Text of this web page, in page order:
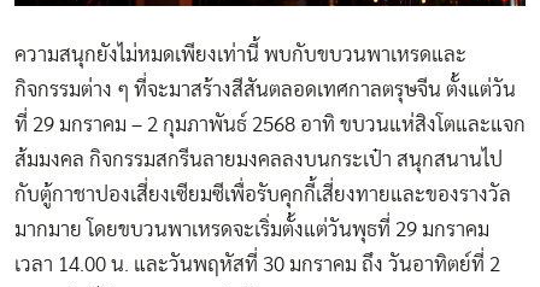
ความสนุกยังไม่หมดเพียงเท่านี้ พบกับขบวนพาเหรดและ
กิจกรรมต่าง ๆ ที่จะมาสร้างสีสันตลอดเทศกาลตรุษจีน ตั้งแต่วัน
ที่ 29 มกราคม – 2 กุมภาพันธ์ 2568 อาทิ ขบวนแห่สิงโตและแจก
ส้มมงคล กิจกรรมสกรีนลายมงคลลงบนกระเป๋า สนุกสนานไป
กับตู้กาชาปองเสี่ยงเซียมซีเพื่อรับคุกกี้เสี่ยงทายและของรางวัล
มากมาย โดยขบวนพาเหรดจะเริ่มตั้งแต่วันพุธที่ 29 มกราคม
เวลา 14.00 น. และวันพฤหัสที่ 30 มกราคม ถึง วันอาทิตย์ที่ 2